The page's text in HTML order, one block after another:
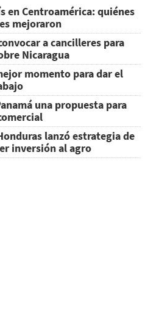
en Centroamérica: quiénes
mejoraron
a cancilleres para
Nicaragua
momento para dar el
una propuesta para
lanzó estrategia de
inversión al agro